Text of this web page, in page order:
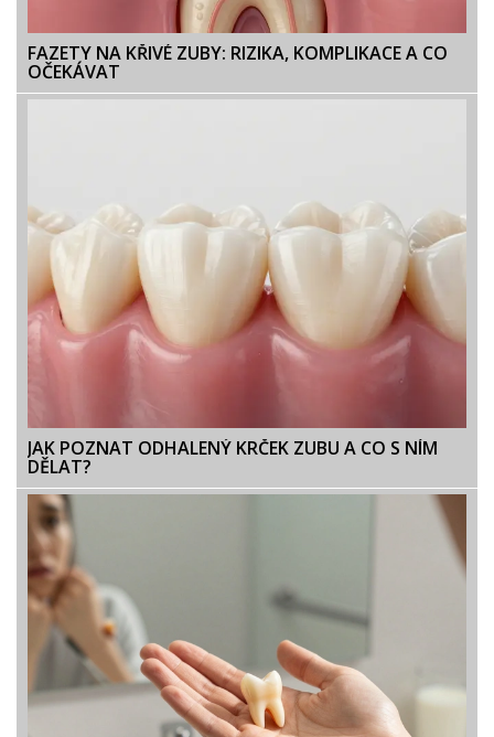
FAZETY NA KŘIVÉ ZUBY: RIZIKA, KOMPLIKACE A CO
OČEKÁVAT
JAK POZNAT ODHALENÝ KRČEK ZUBU A CO S NÍM
DĚLAT?